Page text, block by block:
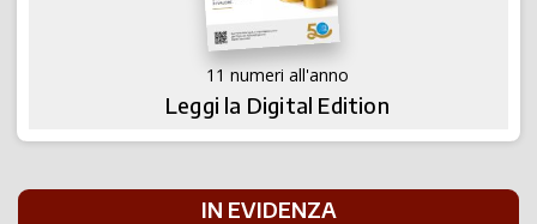
11 numeri all'anno
Leggi la Digital Edition
IN EVIDENZA